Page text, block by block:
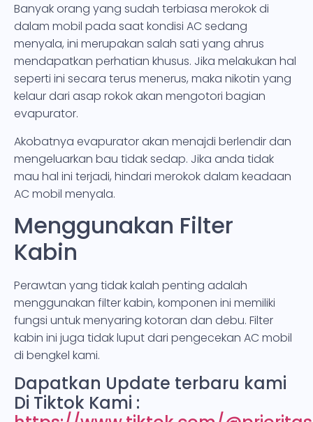
Banyak orang yang sudah terbiasa merokok di
dalam mobil pada saat kondisi AC sedang
menyala, ini merupakan salah sati yang ahrus
mendapatkan perhatian khusus. Jika melakukan hal
seperti ini secara terus menerus, maka nikotin yang
kelaur dari asap rokok akan mengotori bagian
evapurator.
Akobatnya evapurator akan menajdi berlendir dan
mengeluarkan bau tidak sedap. Jika anda tidak
mau hal ini terjadi, hindari merokok dalam keadaan
AC mobil menyala.
Menggunakan Filter
Kabin
Perawtan yang tidak kalah penting adalah
menggunakan filter kabin, komponen ini memiliki
fungsi untuk menyaring kotoran dan debu. Filter
kabin ini juga tidak luput dari pengecekan AC mobil
di bengkel kami.
Dapatkan Update terbaru kami
Di Tiktok Kami :